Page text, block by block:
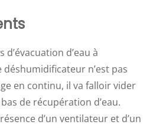
d’évacuation d’eau à
n’est pas
en continu, il va falloir vider
de récupération d’eau.
d’un ventilateur et d’un